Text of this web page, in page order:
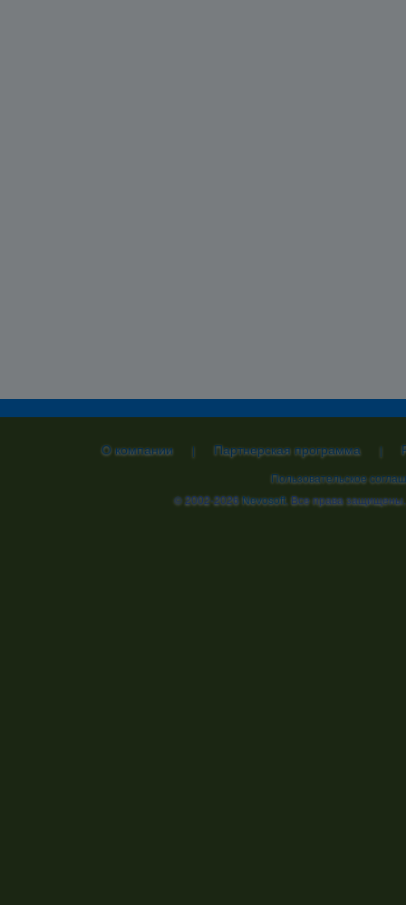
О компании | Партнерская программа |
Пользовательское
© 2002-2026Nevosoft. Все права защищены